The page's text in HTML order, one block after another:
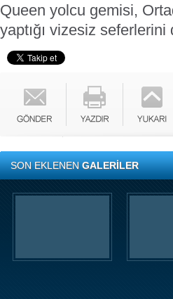
Queen yolcu gemisi,
yaptığı vizesiz seferlerini
SON EKLENENGALERİLER